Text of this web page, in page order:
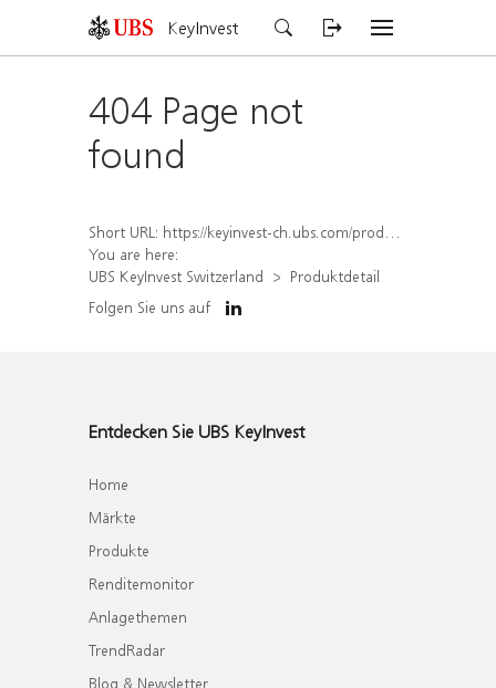
KeyInvest
404 Page not
found
Short URL: https://keyinvest-ch.ubs.com/produkt/detail/index/isin/CH1578498839
You are here:
UBS KeyInvest Switzerland
Produktdetail
Folgen Sie uns auf
Entdecken Sie UBS KeyInvest
Home
Märkte
Produkte
Renditemonitor
Anlagethemen
TrendRadar
Blog & Newsletter